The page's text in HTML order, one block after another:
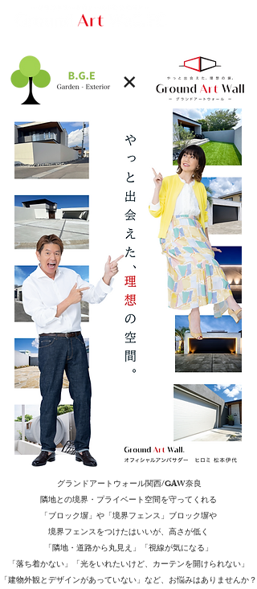
​×
グランドアートウォール関西/GAW奈良
隣地との境界・プライベート空間を守ってくれる
「ブロック塀」や「境界フェンス」ブロック塀や
境界フェンスをつけたはいいが、 高さが低く
「隣地・道路から丸見え」「視線が気になる」
「落ち着かない」
「光をいれたいけど、カーテンを開けられない」
「建物外観とデザインがあっていない」 など、お悩みはありませんか？